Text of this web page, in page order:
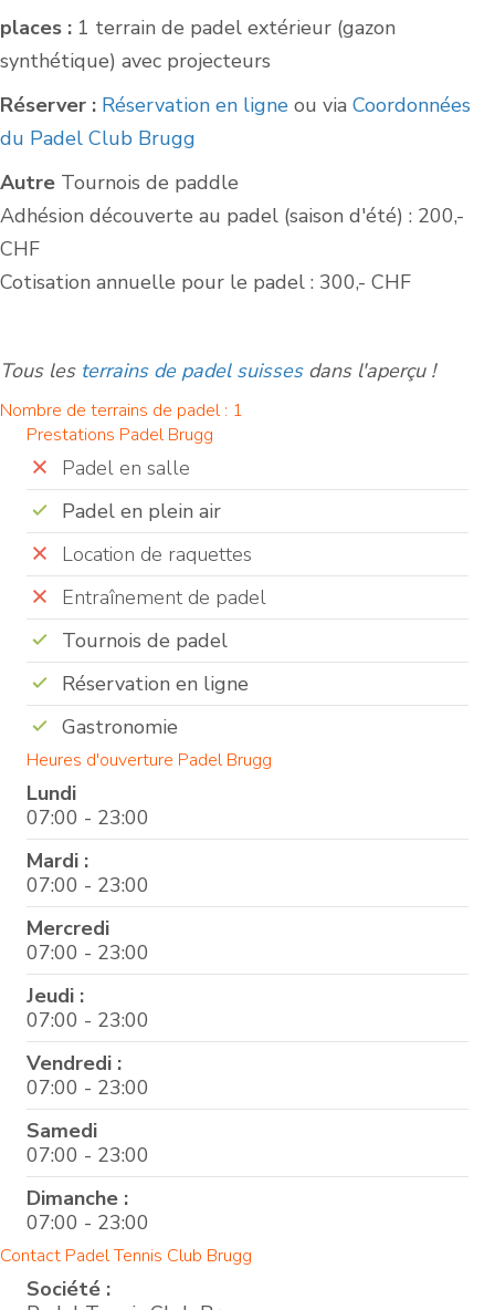
places : 1 terrain de padel extérieur (gazon
synthétique) avec projecteurs
Réserver : Réservation en ligne ou via Coordonnées
du Padel Club Brugg
Autre Tournois de paddle
Adhésion découverte au padel (saison d'été) : 200,-
CHF
Cotisation annuelle pour le padel : 300,- CHF
Tous les terrains de padel suissesdans l'aperçu !
Nombre de terrains de padel : 1
Prestations Padel Brugg
Padel en salle
Padel en plein air
Location de raquettes
Entraînement de padel
Tournois de padel
Réservation en ligne
Gastronomie
Heures d'ouverture Padel Brugg
Lundi
07:00 - 23:00
Mardi :
07:00 - 23:00
Mercredi
07:00 - 23:00
Jeudi :
07:00 - 23:00
Vendredi :
07:00 - 23:00
Samedi
07:00 - 23:00
Dimanche :
07:00 - 23:00
Contact Padel Tennis Club Brugg
Société :